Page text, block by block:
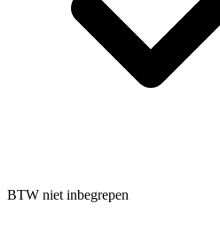
BTW niet inbegrepen